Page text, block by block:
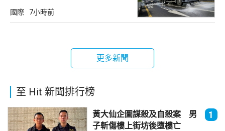
國際 7小時前
更多新聞
至 Hit 新聞排行榜
黃大仙企圖謀殺及自殺案 男
子斬傷樓上街坊後墮樓亡
1